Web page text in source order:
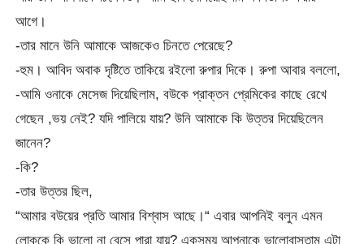
আগে।
-তার মানে উনি আমাকে আজকেও চিনতে পেরেছে?
-হুম। আবিদ অবাক দৃষ্টিতে তাকিয়ে রইলো রুপার দিকে। রুপা আবার বললো,
-আমি ওনাকে মেসেজ দিয়েছিলাম, বউকে প্রাক্তন প্রেমিকের কাছে রেখে
গেছেন ,ভয় নেই? যদি পালিয়ে যায়? উনি আমাকে কি উত্তর দিয়েছিলেন
জানেন?
-কি?
-তার উত্তর ছিল,
“আমার বউয়ের প্রতি আমার বিশ্বাস আছে।“ এবার আপনিই বলুন এমন
লোককে কি ভালো না বেসে পারা যায়? একসময় আপনাকে ভালোবাসতাম এটা